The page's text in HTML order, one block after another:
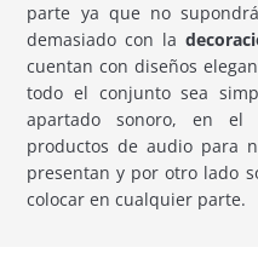
parte ya que no
demasiado con la
cuentan con diseños
todo el conjunto sea
apartado sonoro, en el
productos de audio para
presentan y por otro lado
colocar en cualquier parte.